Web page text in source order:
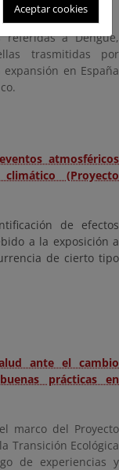
Vectores
referidas a Dengue,
trasmitidas por
en España
atmosféricos
(Proyecto
de efectos
a la exposición a
de cierto tipo
ante el cambio
prácticas en
marco del Proyecto
Transición Ecológica
de experiencias y
Aceptar cookies